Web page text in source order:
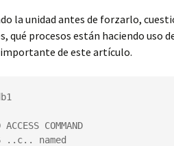
la unidad antes de forzarlo,
qué procesos están haciendo uso
de este artículo.
COMMAND
..c.. named